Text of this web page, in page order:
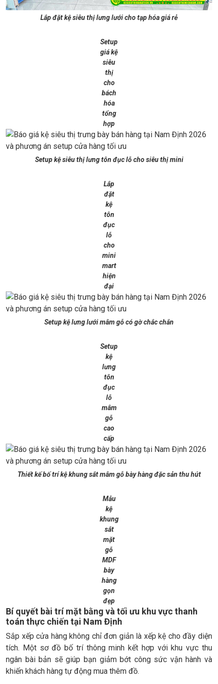
Lắp đặt kệ siêu thị lưng lưới cho tạp hóa giá rẻ
Setup
giá kệ
siêu
thị
cho
bách
hóa
tổng
hợp
Setup kệ siêu thị lưng tôn đục lỗ cho siêu thị mini
Lắp
đặt
kệ
tôn
đục
lỗ
cho
mini
mart
hiện
đại
Setup kệ lưng lưới mâm gỗ có gờ chắc chắn
Setup
kệ
lưng
tôn
đục
lỗ
mâm
gỗ
cao
cấp
Thiết kế bố trí kệ khung sắt mâm gỗ bày hàng đặc sản thu hút
Mẫu
kệ
khung
sắt
mặt
gỗ
MDF
bày
hàng
gọn
đẹp
Bí quyết bài trí mặt bằng và tối ưu khu vực thanh
toán thực chiến tại Nam Định
Sắp xếp cửa hàng không chỉ đơn giản là xếp kệ cho đầy diện
tích. Một sơ đồ bố trí thông minh kết hợp với khu vực thu
ngân bài bản sẽ giúp bạn giảm bớt công sức vận hành và
khiến khách hàng tự động mua thêm đồ.